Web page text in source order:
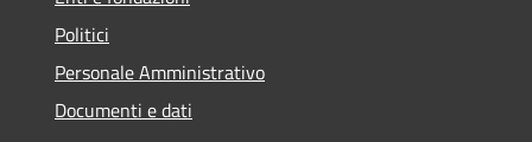
Politici
Personale Amministrativo
Documenti e dati